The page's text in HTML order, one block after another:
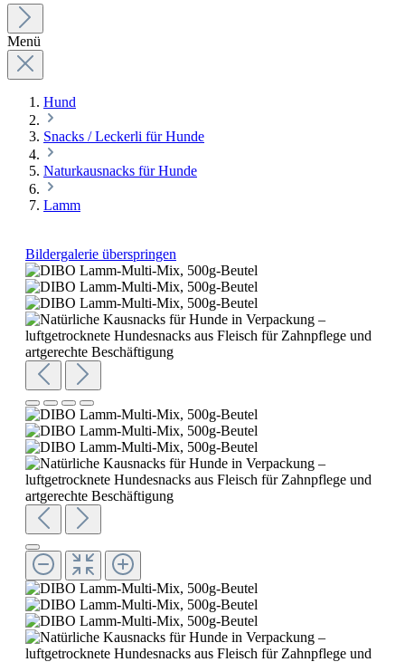
Menü
Hund
Snacks / Leckerli für Hunde
Naturkausnacks für Hunde
Lamm
Bildergalerie überspringen